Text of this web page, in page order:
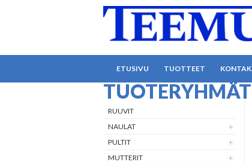
ETUSIVU TUOTTEET
TUOTERYHMÄT
RUUVIT
NAULAT
PULTIT
MUTTERIT